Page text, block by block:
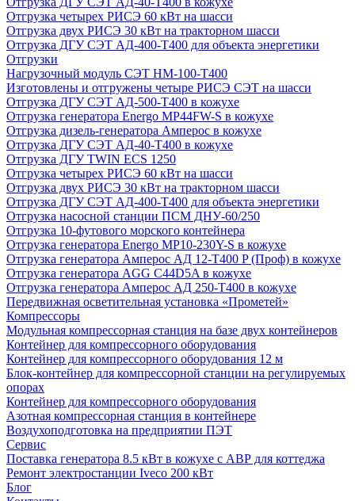
Отгрузка четырех РИСЭ 60 кВт на шасси
Отгрузка двух РИСЭ 30 кВт на тракторном шасси
Отгрузка ДГУ СЭТ АД-400-Т400 для объекта энергетики
Отгрузки
Нагрузочный модуль СЭТ НМ-100-Т400
Изготовлены и отгружены четыре РИСЭ СЭТ на шасси
Отгрузка ДГУ СЭТ АД-500-Т400 в кожухе
Отгрузка генератора Energo MP44FW-S в кожухе
Отгрузка дизель-генератора Амперос в кожухе
Отгрузка ДГУ СЭТ АД-40-Т400 в кожухе
Отгрузка ДГУ TWIN ECS 1250
Отгрузка четырех РИСЭ 60 кВт на шасси
Отгрузка двух РИСЭ 30 кВт на тракторном шасси
Отгрузка ДГУ СЭТ АД-400-Т400 для объекта энергетики
Отгрузка насосной станции ПСМ ДНУ-60/250
Отгрузка 10-футового морского контейнера
Отгрузка генератора Energo MP10-230Y-S в кожухе
Отгрузка генератора Амперос АД 12-Т400 P (Проф) в кожухе
Отгрузка генератора AGG C44D5A в кожухе
Отгрузка генератора Амперос АД 250-Т400 в кожухе
Передвижная осветительная установка «Прометей»
Компрессоры
Модульная компрессорная станция на базе двух контейнеров
Контейнер для компрессорного оборудования
Контейнер для компрессорного оборудования 12 м
Блок-контейнер для компрессорной станции на регулируемых
опорах
Контейнер для компрессорного оборудования
Азотная компрессорная станция в контейнере
Воздухоподготовка на предприятии ПЭТ
Сервис
Поставка генератора 8.5 кВт в кожухе с АВР для коттеджа
Ремонт электростанции Iveco 200 кВт
Блог